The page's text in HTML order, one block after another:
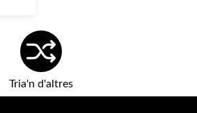
Tria'n d'altres